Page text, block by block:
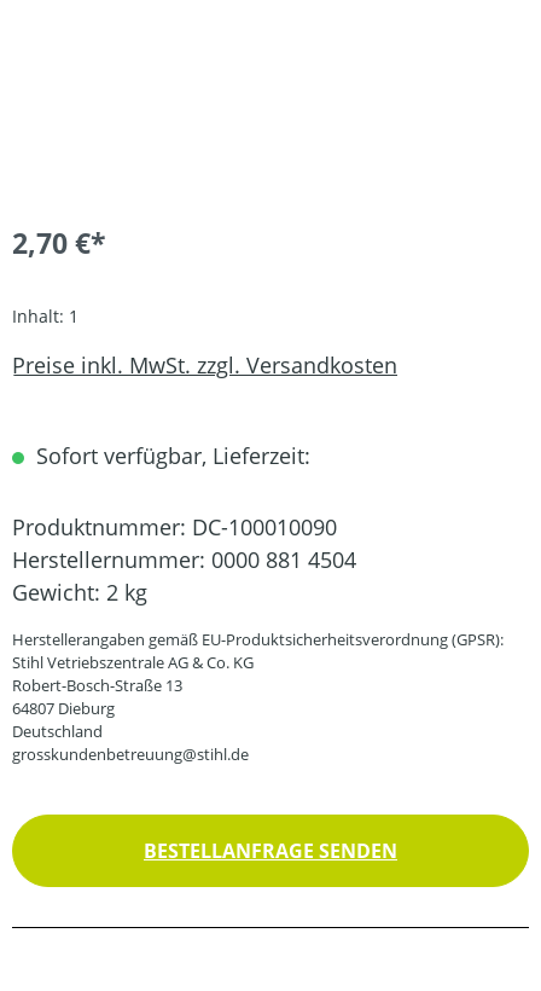
2,70 €*
Inhalt: 1
Preise inkl. MwSt. zzgl. Versandkosten
Sofort verfügbar, Lieferzeit:
Produktnummer: DC-100010090
Herstellernummer: 0000 881 4504
Gewicht: 2 kg
Herstellerangaben gemäß EU-Produktsicherheitsverordnung (GPSR):
Stihl Vetriebszentrale AG & Co. KG
Robert-Bosch-Straße 13
64807 Dieburg
Deutschland
grosskundenbetreuung@stihl.de
BESTELLANFRAGE SENDEN